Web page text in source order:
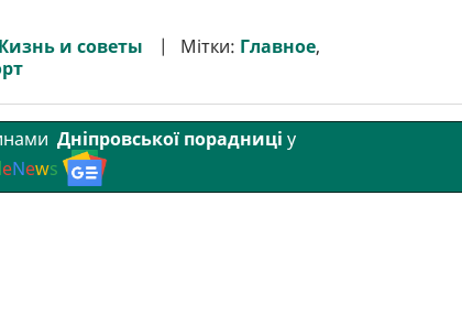
и советы Мітки: Главное,
Дніпровської порадниці у
leNews